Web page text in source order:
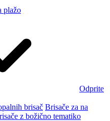
plažo
Odprite
brisač Brisače za na
z božično tematiko